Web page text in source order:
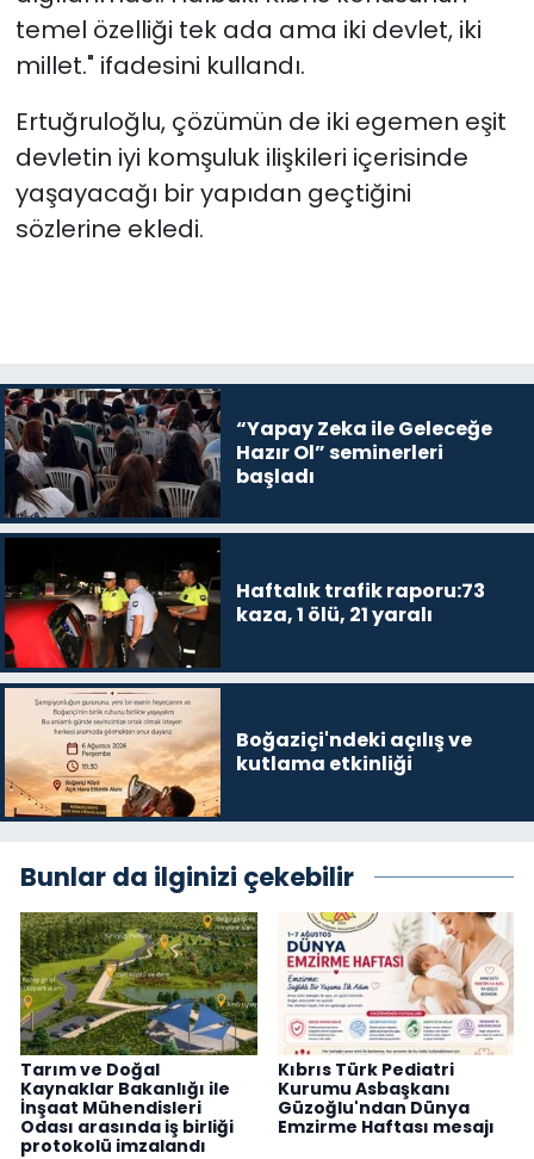
temel özelliği tek ada ama iki devlet, iki
millet." ifadesini kullandı.
Ertuğruloğlu, çözümün de iki egemen eşit
devletin iyi komşuluk ilişkileri içerisinde
yaşayacağı bir yapıdan geçtiğini
sözlerine ekledi.
“Yapay Zeka ile Geleceğe
Hazır Ol” seminerleri
başladı
Haftalık trafik raporu:73
kaza, 1 ölü, 21 yaralı
Boğaziçi'ndeki açılış ve
kutlama etkinliği
Bunlar da ilginizi çekebilir
Tarım ve Doğal
Kaynaklar Bakanlığı ile
İnşaat Mühendisleri
Odası arasında iş birliği
protokolü imzalandı
Kıbrıs Türk Pediatri
Kurumu Asbaşkanı
Güzoğlu'ndan Dünya
Emzirme Haftası mesajı